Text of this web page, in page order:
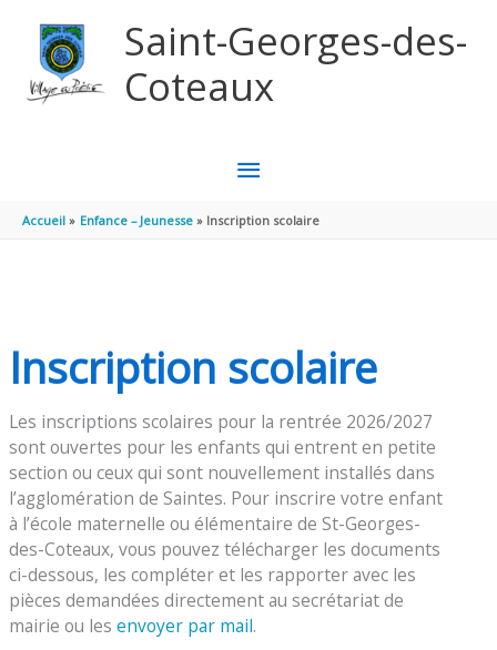
Saint-Georges-des-
Coteaux
MENU
PRINCIPAL
Accueil Enfance – Jeunesse Inscription scolaire
Inscription scolaire
Les inscriptions scolaires pour la rentrée 2026/2027
sont ouvertes pour les enfants qui entrent en petite
section ou ceux qui sont nouvellement installés dans
l’agglomération de Saintes. Pour inscrire votre enfant
à l’école maternelle ou élémentaire de St-Georges-
des-Coteaux, vous pouvez télécharger les documents
ci-dessous, les compléter et les rapporter avec les
pièces demandées directement au secrétariat de
mairie ou lesenvoyer par mail.